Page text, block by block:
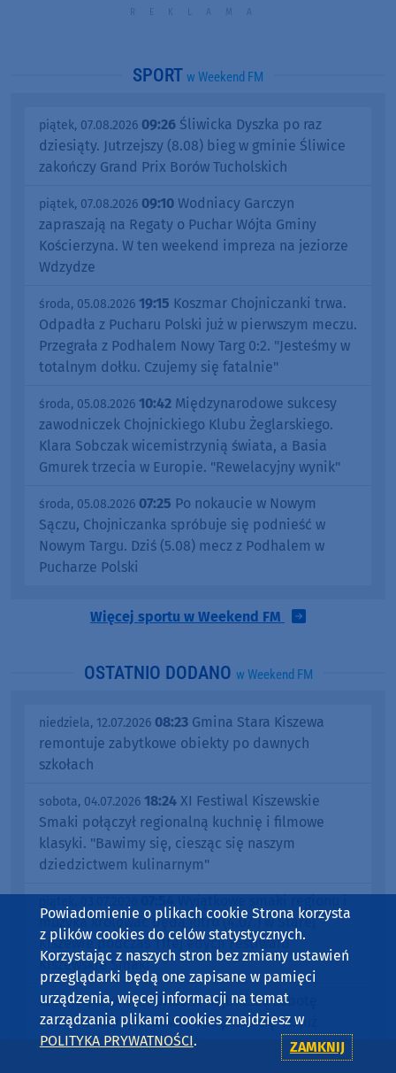
SPORT w Weekend FM
piątek, 07.08.2026 09:26 Śliwicka Dyszka po raz
dziesiąty. Jutrzejszy (8.08) bieg w gminie Śliwice
zakończy Grand Prix Borów Tucholskich
piątek, 07.08.2026 09:10 Wodniacy Garczyn
zapraszają na Regaty o Puchar Wójta Gminy
Kościerzyna. W ten weekend impreza na jeziorze
Wdzydze
środa, 05.08.2026 19:15 Koszmar Chojniczanki trwa.
Odpadła z Pucharu Polski już w pierwszym meczu.
Przegrała z Podhalem Nowy Targ 0:2. "Jesteśmy w
totalnym dołku. Czujemy się fatalnie"
środa, 05.08.2026 10:42 Międzynarodowe sukcesy
zawodniczek Chojnickiego Klubu Żeglarskiego.
Klara Sobczak wicemistrzynią świata, a Basia
Gmurek trzecia w Europie. "Rewelacyjny wynik"
środa, 05.08.2026 07:25 Po nokaucie w Nowym
Sączu, Chojniczanka spróbuje się podnieść w
Nowym Targu. Dziś (5.08) mecz z Podhalem w
Pucharze Polski
Więcej sportu w Weekend FM
OSTATNIO DODANO w Weekend FM
niedziela, 12.07.2026 08:23 Gmina Stara Kiszewa
remontuje zabytkowe obiekty po dawnych
szkołach
sobota, 04.07.2026 18:24 XI Festiwal Kiszewskie
Smaki połączył regionalną kuchnię i filmowe
klasyki. "Bawimy się, ciesząc się naszym
dziedzictwem kulinarnym"
muzyka królować będą jutro (4.07.) w Starej
Kiszewie podczas 11tej edycji Festiwalu
Kiszewskie Smaki
czwartek, 02.07.2026 07:26W najbliższą sobotę
(4.07.) w Starej Kiszewie odbędzie się 11. już
Festiwal Kiszewskie Smaki
Powiadomienie o plikach cookie Strona korzysta
z plików cookies do celów statystycznych.
Korzystając z naszych stron bez zmiany ustawień
przeglądarki będą one zapisane w pamięci
urządzenia, więcej informacji na temat
zarządzania plikami cookies znajdziesz w
POLITYKA PRYWATNOŚCI. ZAMKNIJ